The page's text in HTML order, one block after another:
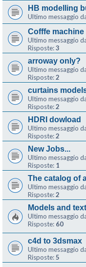
HB modelling
Ultimo messaggio
Cofffe machine
Ultimo messaggio
Risposte:3
arroway only?
Ultimo messaggio
Risposte:2
curtains
Ultimo messaggio
Risposte:2
HDRI dowload
Ultimo messaggio
Risposte:2
New Jobs...
Ultimo messaggio
Risposte: 1
The catalog of
Ultimo messaggio
Risposte:2
Models and
Ultimo messaggio
Risposte: 60
c4d to 3dsmax
Ultimo messaggio
Risposte:5